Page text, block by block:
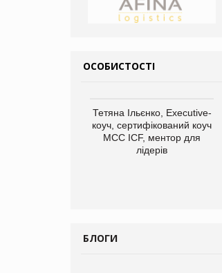
ОСОБИСТОСТІ
Тетяна Ільєнко, Executive-
коуч, сертифікований коуч
МСС ICF, ментор для
лідерів
БЛОГИ